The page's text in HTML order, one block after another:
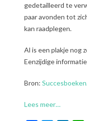
gedetailleerd te
paar avonden tot
kan raadplegen.
Al is een plakje nog
Eenzijdige
Bron:
Lees meer…